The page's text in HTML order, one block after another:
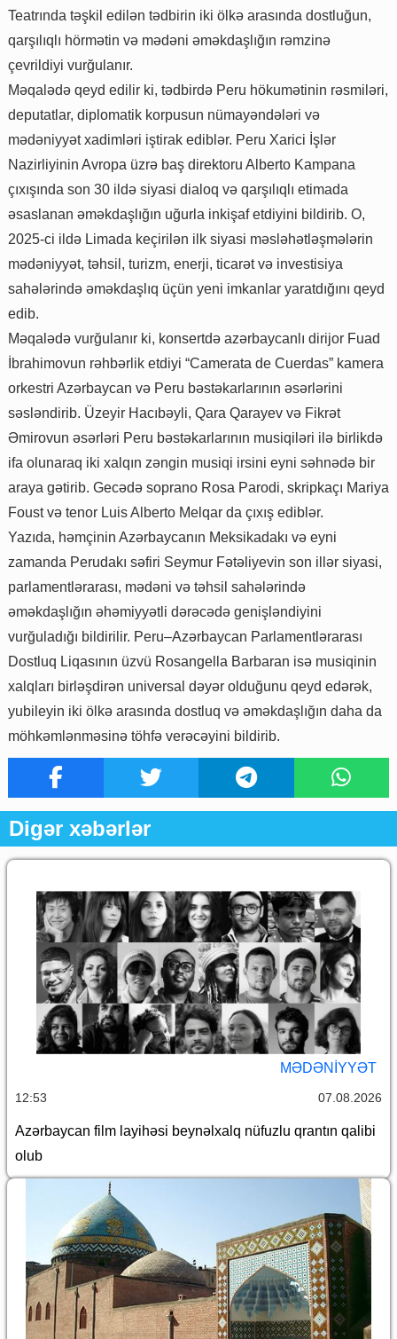
Teatrında təşkil edilən tədbirin iki ölkə arasında dostluğun,
qarşılıqlı hörmətin və mədəni əməkdaşlığın rəmzinə
çevrildiyi vurğulanır.
Məqalədə qeyd edilir ki, tədbirdə Peru hökumətinin rəsmiləri,
deputatlar, diplomatik korpusun nümayəndələri və
mədəniyyət xadimləri iştirak ediblər. Peru Xarici İşlər
Nazirliyinin Avropa üzrə baş direktoru Alberto Kampana
çıxışında son 30 ildə siyasi dialoq və qarşılıqlı etimada
əsaslanan əməkdaşlığın uğurla inkişaf etdiyini bildirib. O,
2025-ci ildə Limada keçirilən ilk siyasi məsləhətləşmələrin
mədəniyyət, təhsil, turizm, enerji, ticarət və investisiya
sahələrində əməkdaşlıq üçün yeni imkanlar yaratdığını qeyd
edib.
Məqalədə vurğulanır ki, konsertdə azərbaycanlı dirijor Fuad
İbrahimovun rəhbərlik etdiyi “Camerata de Cuerdas” kamera
orkestri Azərbaycan və Peru bəstəkarlarının əsərlərini
səsləndirib. Üzeyir Hacıbəyli, Qara Qarayev və Fikrət
Əmirovun əsərləri Peru bəstəkarlarının musiqiləri ilə birlikdə
ifa olunaraq iki xalqın zəngin musiqi irsini eyni səhnədə bir
araya gətirib. Gecədə soprano Rosa Parodi, skripkaçı Mariya
Foust və tenor Luis Alberto Melqar da çıxış ediblər.
Yazıda, həmçinin Azərbaycanın Meksikadakı və eyni
zamanda Perudakı səfiri Seymur Fətəliyevin son illər siyasi,
parlamentlərarası, mədəni və təhsil sahələrində
əməkdaşlığın əhəmiyyətli dərəcədə genişləndiyini
vurğuladığı bildirilir. Peru–Azərbaycan Parlamentlərarası
Dostluq Liqasının üzvü Rosangella Barbaran isə musiqinin
xalqları birləşdirən universal dəyər olduğunu qeyd edərək,
yubileyin iki ölkə arasında dostluq və əməkdaşlığın daha da
möhkəmlənməsinə töhfə verəcəyini bildirib.
Digər xəbərlər
MƏDƏNIYYƏT
12:53 07.08.2026
Azərbaycan film layihəsi beynəlxalq nüfuzlu qrantın qalibi
olub